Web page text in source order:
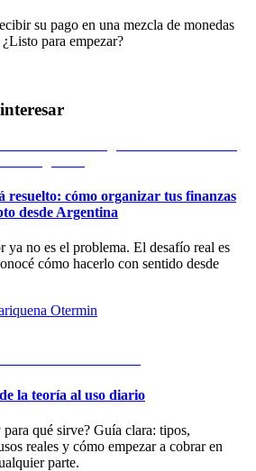
su pago en una mezcla de monedas
para empezar?
resuelto: cómo organizar tus finanzas
desde Argentina
ya no es el problema. El desafío real es
cómo hacerlo con sentido desde
Otermin
la teoría al uso diario
qué sirve? Guía clara: tipos,
reales y cómo empezar a cobrar en
parte.